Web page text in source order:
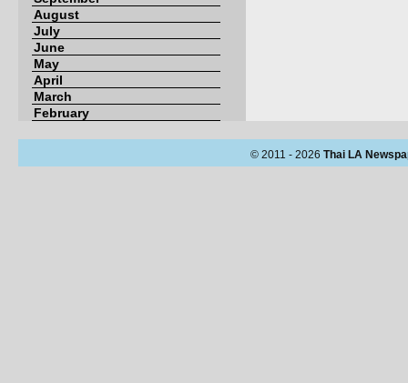
August
July
June
May
April
March
February
© 2011 - 2026 Thai LA